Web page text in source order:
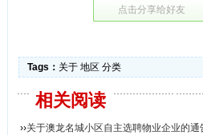
点击分享给好友
Tags： 关于 地区 分类
相关阅读
››关于澳龙名城小区自主选聘物业企业的通